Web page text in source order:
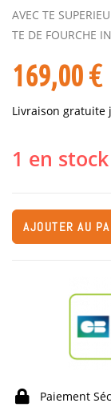
AVEC TE
TE DE FOURCHE
169,00€
Livraison gratuite
1 en stock
AJOUTER AU
Paiement